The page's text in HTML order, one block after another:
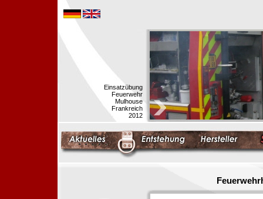
Einsatzübung
Feuerwehr
Mulhouse
Frankreich
2012